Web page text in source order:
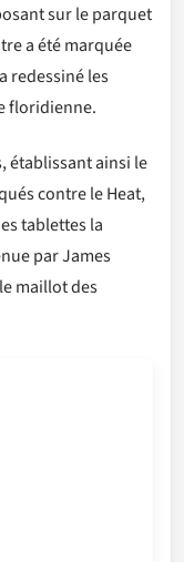
sur le parquet
a été marquée
redessiné les
floridienne.
établissant ainsi le
contre le Heat,
tablettes la
par James
maillot des